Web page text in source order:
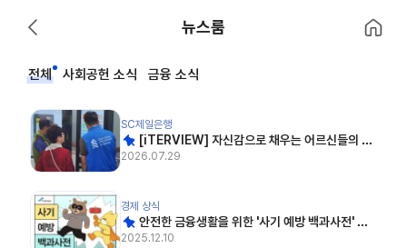
뒤로 가기 뉴스룸 홈으로 이
전체 사회공헌 소식 금융 소식
[iTERVIEW] 자신감으로 채우는 어르신들의 디지털 금융 생활
SC제일은행
고정됨
[iTERVIEW] 자신감으로 채우는 어르신들의 디
지털 금융 생활
2026.07.29
안전한 금융생활을 위한 '사기 예방 백과사전' 다운로드
경제 상식
고정됨
안전한 금융생활을 위한 '사기 예방 백과사전' 다
운로드
2025.12.10